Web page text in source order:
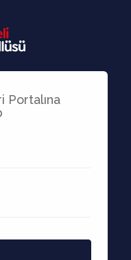
Portalına